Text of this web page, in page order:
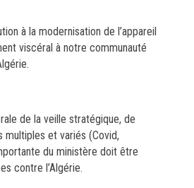
à la modernisation de l’appareil
viscéral à notre communauté
de la veille stratégique, de
multiples et variés (Covid,
du ministère doit être
contre l’Algérie.